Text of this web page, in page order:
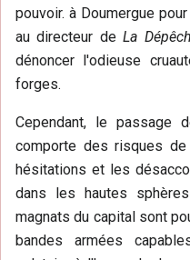
pouvoir. à Doumergue
au directeur deLa
dénoncer l'odieuse
forges.
Cependant, le passage
comporte des risques
hésitations et les
dans les hautes
magnats du capital sont
bandes armées